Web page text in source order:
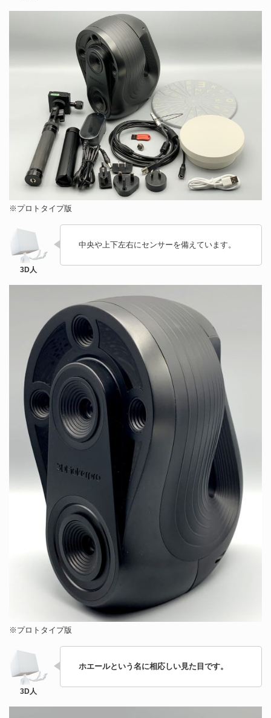
※プロトタイプ版
中央や上下左右にセンサーを備えています。
※プロトタイプ版
ホエールという名に相応しい見た目です。